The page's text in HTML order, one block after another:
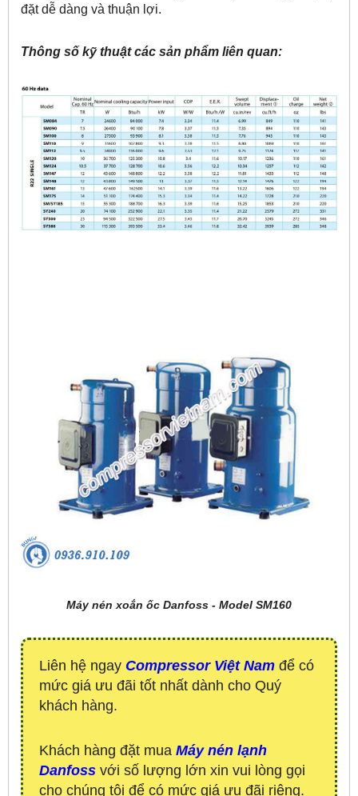
đặt dễ dàng và thuận lợi.
Thông số kỹ thuật các sản phẩm liên quan:
Máy nén xoắn ốc Danfoss - Model SM160
Liên hệ ngay Compressor Việt Nam để có
mức giá ưu đãi tốt nhất dành cho Quý
khách hàng.
Khách hàng đặt mua Máy nén lạnh
Danfoss với số lượng lớn xin vui lòng gọi
cho chúng tôi để có mức giá ưu đãi riêng.